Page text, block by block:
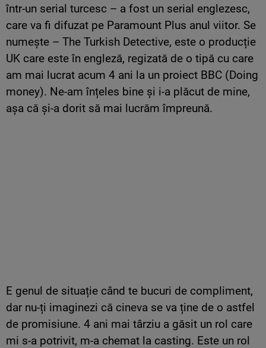
într-un serial turcesc – a fost un serial englezesc,
care va fi difuzat pe Paramount Plus anul viitor. Se
numește – The Turkish Detective, este o producție
UK care este în engleză, regizată de o tipă cu care
am mai lucrat acum 4 ani la un proiect BBC (Doing
money). Ne-am înțeles bine și i-a plăcut de mine,
așa că și-a dorit să mai lucrăm împreună.
E genul de situație când te bucuri de compliment,
dar nu-ți imaginezi că cineva se va ține de o astfel
de promisiune. 4 ani mai târziu a găsit un rol care
mi s-a potrivit, m-a chemat la casting. Este un rol